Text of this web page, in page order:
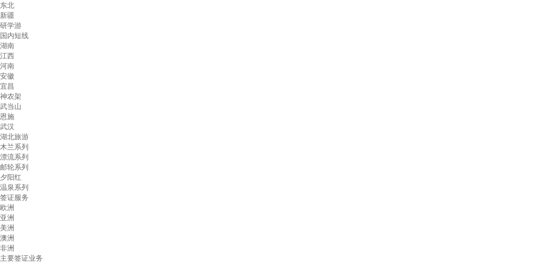
东北
新疆
研学游
国内短线
湖南
江西
河南
安徽
宜昌
神农架
武当山
恩施
武汉
湖北旅游
木兰系列
漂流系列
邮轮系列
夕阳红
温泉系列
签证服务
欧洲
亚洲
美洲
澳洲
非洲
主要签证业务